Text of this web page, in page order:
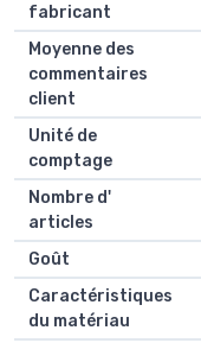
fabricant
Moyenne des
commentaires
client
Unité de
comptage
Nombre d'
articles
Goût
Caractéristiques
du matériau